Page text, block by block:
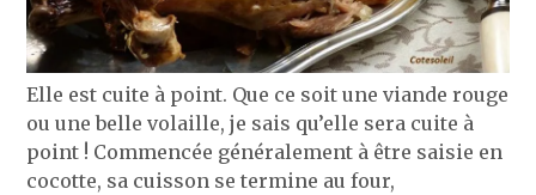
Elle est cuite à point. Que ce soit une viande rouge
ou une belle volaille, je sais qu’elle sera cuite à
point ! Commencée généralement à être saisie en
cocotte, sa cuisson se termine au four,